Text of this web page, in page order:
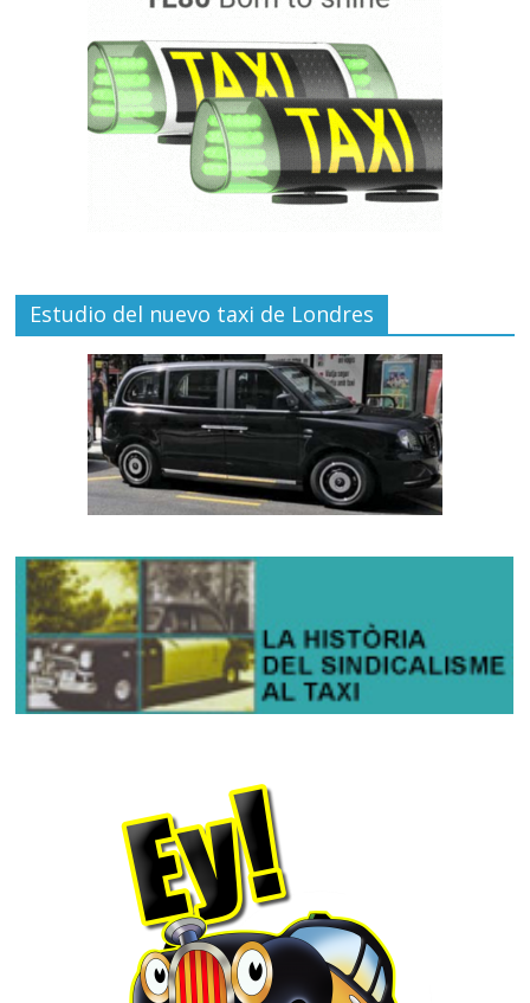
Estudio del nuevo taxi de Londres